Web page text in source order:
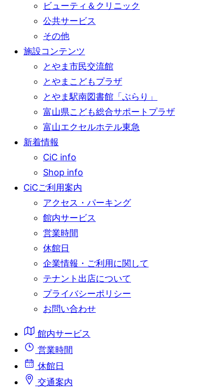
ビューティ＆クリニック
公共サービス
その他
施設コンテンツ
とやま市民交流館
とやまこどもプラザ
とやま駅南図書館「ぶらり」
富山県こども総合サポートプラザ
富山エクセルホテル東急
新着情報
CiC info
Shop info
CiCご利用案内
アクセス・パーキング
館内サービス
営業時間
休館日
企業情報・ご利用に関して
テナント出店について
プライバシーポリシー
お問い合わせ
館内サービス
営業時間
休館日
交通案内